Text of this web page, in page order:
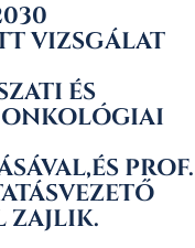
VIZSGÁLAT
​​ÉS
PROF.
ZAJLIK.